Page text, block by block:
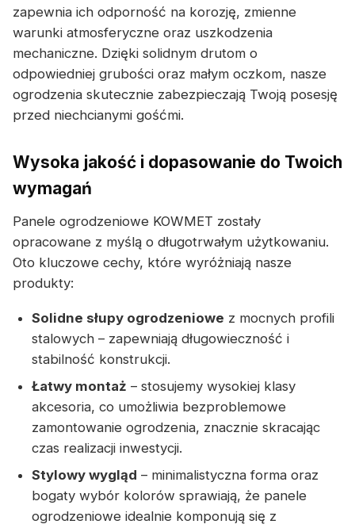
zapewnia ich odporność na korozję, zmienne
warunki atmosferyczne oraz uszkodzenia
mechaniczne. Dzięki solidnym drutom o
odpowiedniej grubości oraz małym oczkom, nasze
ogrodzenia skutecznie zabezpieczają Twoją posesję
przed niechcianymi gośćmi.
Wysoka jakość i dopasowanie do Twoich
wymagań
Panele ogrodzeniowe KOWMET zostały
opracowane z myślą o długotrwałym użytkowaniu.
Oto kluczowe cechy, które wyróżniają nasze
produkty:
Solidne słupy ogrodzeniowe z mocnych profili
stalowych – zapewniają długowieczność i
stabilność konstrukcji.
Łatwy montaż – stosujemy wysokiej klasy
akcesoria, co umożliwia bezproblemowe
zamontowanie ogrodzenia, znacznie skracając
czas realizacji inwestycji.
Stylowy wygląd – minimalistyczna forma oraz
bogaty wybór kolorów sprawiają, że panele
ogrodzeniowe idealnie komponują się z